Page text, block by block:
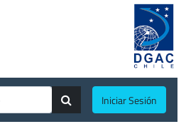
Iniciar Sesión